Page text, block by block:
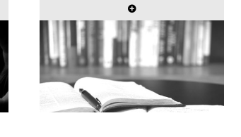
Master class de chant avec
Gérard Souzay